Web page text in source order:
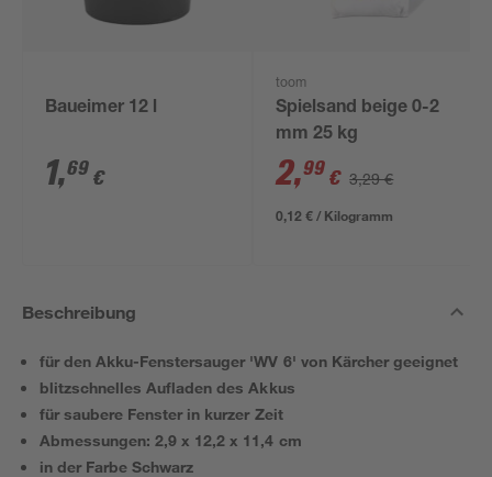
Baueimer 12 l
1,69 €
toom
Spielsand beige 0-2
mm 25 kg
2,99 € 3,29 €
0,12 € / Kilogramm
Beschreibung
für den Akku-Fenstersauger 'WV 6' von Kärcher geeignet
blitzschnelles Aufladen des Akkus
für saubere Fenster in kurzer Zeit
Abmessungen: 2,9 x 12,2 x 11,4 cm
in der Farbe Schwarz